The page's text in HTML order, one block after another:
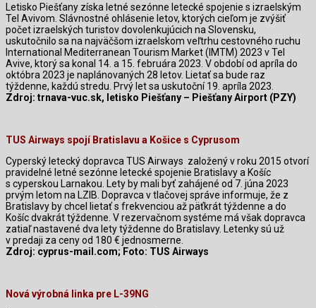
Letisko Piešťany získa letné sezónne letecké spojenie s izraelským
Tel Avivom. Slávnostné ohlásenie letov, ktorých cieľom je zvýšiť
počet izraelských turistov dovolenkujúcich na Slovensku,
uskutočnilo sa na najväčšom izraelskom veľtrhu cestovného ruchu
International Mediterranean Tourism Market (IMTM) 2023 v Tel
Avive, ktorý sa konal 14. a 15. februára 2023. V období od apríla do
októbra 2023 je naplánovaných 28 letov. Lietať sa bude raz
týždenne, každú stredu. Prvý let sa uskutoční 19. apríla 2023.
Zdroj: trnava-vuc.sk, letisko Piešťany – Piešťany Airport (PZY)
TUS Airways spojí Bratislavu a Košice s Cyprusom
Cyperský letecký dopravca TUS Airways založený v roku 2015 otvorí
pravidelné letné sezónne letecké spojenie Bratislavy a Košíc
s cyperskou Larnakou. Lety by mali byť zahájené od 7. júna 2023
prvým letom na LZIB. Dopravca v tlačovej správe informuje, že z
Bratislavy by chcel lietať s frekvenciou až päťkrát týždenne a do
Košíc dvakrát týždenne. V rezervačnom systéme má však dopravca
zatiaľ nastavené dva lety týždenne do Bratislavy. Letenky sú už
v predaji za ceny od 180 € jednosmerne.
Zdroj: cyprus-mail.com; Foto: TUS Airways
Nová výrobná linka pre L-39NG